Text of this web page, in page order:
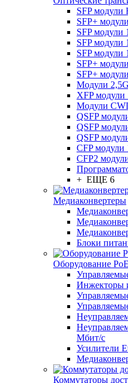
SFP модули
SFP+
SFP
SFP модули
SFP модули
SFP+
SFP+
Модули
XFP модули
Модули
QSFP
QSFP
QSFP
CFP модули
CFP2
+ ЕЩЕ 6
Медиаконвертеры
Блоки
Оборудование PoE
Инжекторы
Мбит/с
Усилители
Коммутаторы